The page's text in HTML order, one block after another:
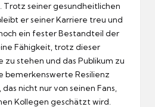
seiner gesundheitlichen
er seiner Karriere treu und
ein fester Bestandteil der
Fähigkeit, trotz dieser
zu stehen und das Publikum zu
bemerkenswerte Resilienz
nicht nur von seinen Fans,
Kollegen geschätzt wird.